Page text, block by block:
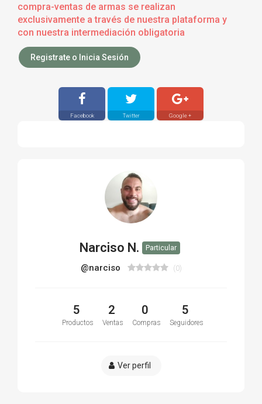
compra-ventas de armas se realizan
exclusivamente a través de nuestra plataforma y
con nuestra intermediación obligatoria
Registrate o Inicia Sesión
Facebook Twitter Google +
Narciso N. Particular
@narciso (0)
5
Productos
2
Ventas
0
Compras
5
Seguidores
Ver perfil